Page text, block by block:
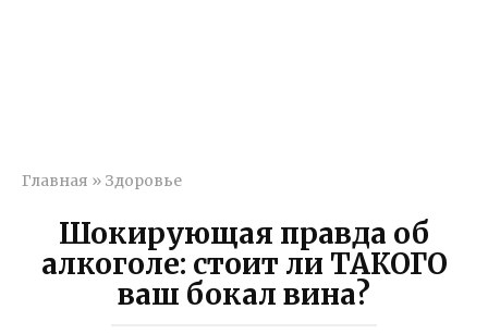
Главная » Здоровье
Шокирующая правда об
алкоголе: стоит ли ТАКОГО
ваш бокал вина?